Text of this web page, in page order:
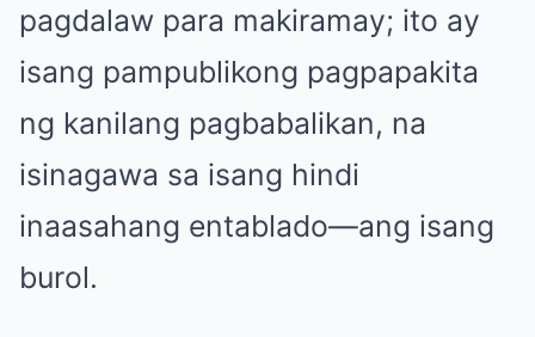
pagdalaw para makiramay; ito ay
isang pampublikong pagpapakita
ng kanilang pagbabalikan, na
isinagawa sa isang hindi
inaasahang entablado—ang isang
burol.